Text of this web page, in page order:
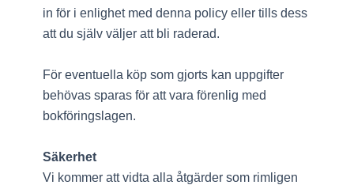
in för i enlighet med denna policy eller tills dess
att du själv väljer att bli raderad.
För eventuella köp som gjorts kan uppgifter
behövas sparas för att vara förenlig med
bokföringslagen.
Säkerhet
Vi kommer att vidta alla åtgärder som rimligen